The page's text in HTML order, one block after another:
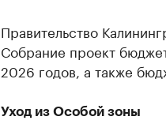
Правительство
Собрание проект
2026 годов, а также
Уход из Особой зоны